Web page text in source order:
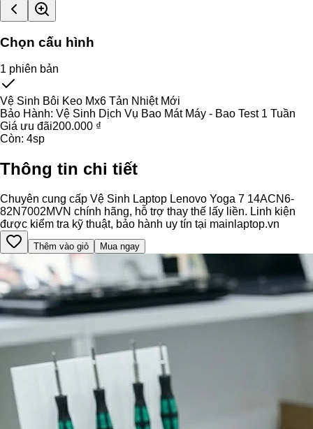
Chọn cấu hình
1 phiên bản
Vệ Sinh Bôi Keo Mx6 Tản Nhiệt Mới
Bảo Hành: Vệ Sinh Dịch Vụ Bao Mát Máy - Bao Test 1 Tuần
Giá ưu đãi200.000 ₫
Còn: 4sp
Thông tin chi tiết
Chuyên cung cấp Vệ Sinh Laptop Lenovo Yoga 7 14ACN6-
82N7002MVN chính hãng, hỗ trợ thay thế lấy liền. Linh kiện
được kiểm tra kỹ thuật, bảo hành uy tín tại mainlaptop.vn
Thêm vào giỏ Mua ngay